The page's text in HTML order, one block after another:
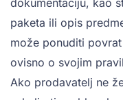
paketa ili opis
može ponuditi
ovisno o svojim
Ako prodavatelj ne